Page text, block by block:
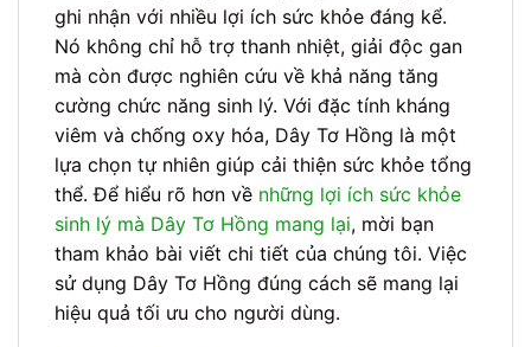
ghi nhận với nhiều lợi ích sức khỏe đáng kể.
Nó không chỉ hỗ trợ thanh nhiệt, giải độc gan
mà còn được nghiên cứu về khả năng tăng
cường chức năng sinh lý. Với đặc tính kháng
viêm và chống oxy hóa, Dây Tơ Hồng là một
lựa chọn tự nhiên giúp cải thiện sức khỏe tổng
thể. Để hiểu rõ hơn về những lợi ích sức khỏe
sinh lý mà Dây Tơ Hồng mang lại, mời bạn
tham khảo bài viết chi tiết của chúng tôi. Việc
sử dụng Dây Tơ Hồng đúng cách sẽ mang lại
hiệu quả tối ưu cho người dùng.